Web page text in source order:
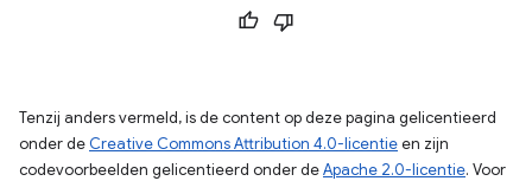
Tenzij anders vermeld, is de content op deze pagina gelicentieerd
onder de Creative Commons Attribution 4.0-licentieen zijn
codevoorbeelden gelicentieerd onder deApache 2.0-licentie. Voor